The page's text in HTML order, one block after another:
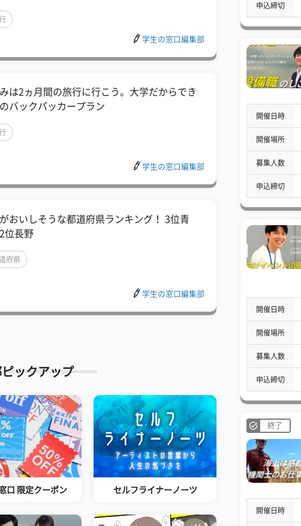
学生の窓口編集部
は2ヵ月間の旅行に行こう。大学だからでき
バックパッカープラン
学生の窓口編集部
おいしそうな都道府県ランキング！ 3位青
位長野
府県
学生の窓口編集部
ックアップ
口 限定クーポン セルフライナーノーツ
申込締切
開催日時
開催場所
募集人数
申込締切
開催日時
開催場所
募集人数
申込締切
終了
開催日時